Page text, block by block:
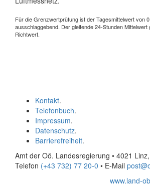
Für die Grenzwertprüfung ist der Tagesmittelwert von
ausschlaggebend. Der gleitende 24-Stunden Mittelwert
Richtwert.
Kontakt.
Telefonbuch.
Impressum.
Datenschutz.
Barrierefreiheit.
Amt der Oö. Landesregierung • 4021
Telefon (+43 732) 77 20-0 • E-Mail
www.land-